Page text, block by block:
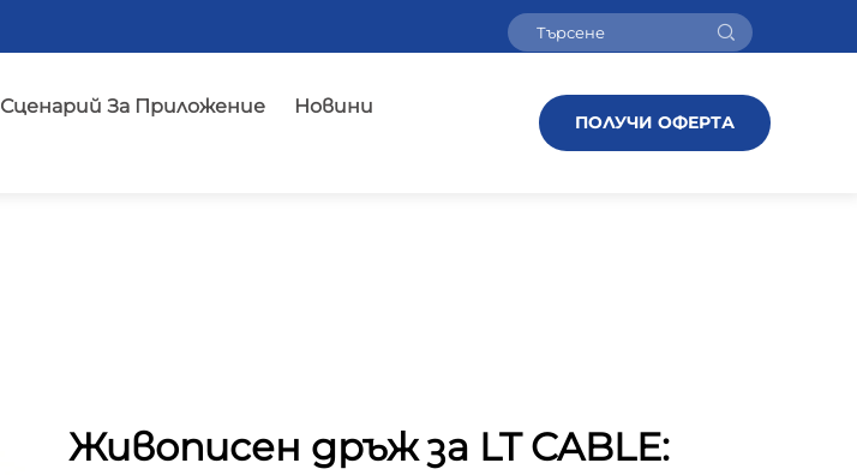
Сценарий За Приложение
Новини
ПОЛУЧИ ОФЕРТА
Живописен дръж за LT CABLE: